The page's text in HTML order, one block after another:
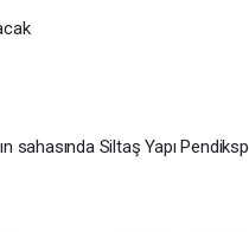
sahasında Siltaş Yapı